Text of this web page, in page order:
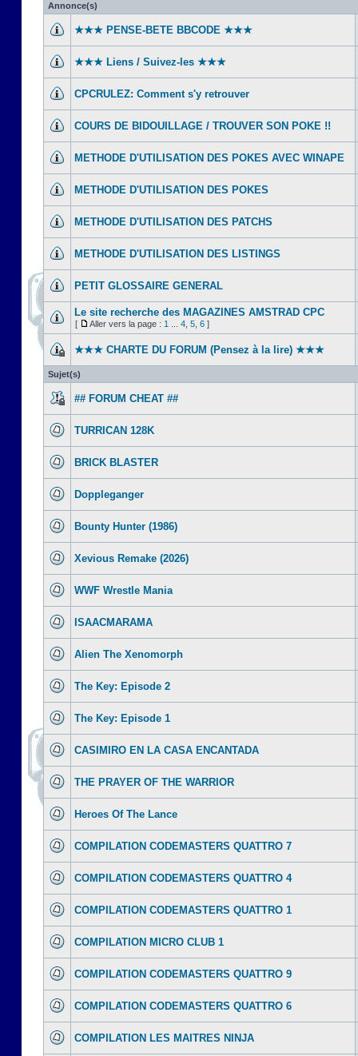
Annonce(s)
★★★ PENSE-BETE BBCODE ★★★
★★★ Liens / Suivez-les ★★★
CPCRULEZ: Comment s'y retrouver‎
COURS DE BIDOUILLAGE / TROUVER SON POKE !!
METHODE D'UTILISATION DES POKES AVEC WINAPE
METHODE D'UTILISATION DES POKES
METHODE D'UTILISATION DES PATCHS
METHODE D'UTILISATION DES LISTINGS
PETIT GLOSSAIRE GENERAL
Le site recherche des MAGAZINES AMSTRAD CPC
[ Aller vers la page : 1 4 5 6 ]
★★★ CHARTE DU FORUM (Pensez à la lire) ★★★
Sujet(s)
## FORUM CHEAT ##
TURRICAN 128K
BRICK BLASTER
Doppleganger
Bounty Hunter (1986)
Xevious Remake (2026)
WWF Wrestle Mania
ISAACMARAMA
Alien The Xenomorph
The Key: Episode 2
The Key: Episode 1
CASIMIRO EN LA CASA ENCANTADA
THE PRAYER OF THE WARRIOR
Heroes Of The Lance
COMPILATION CODEMASTERS QUATTRO 7
COMPILATION CODEMASTERS QUATTRO 4
COMPILATION CODEMASTERS QUATTRO 1
COMPILATION MICRO CLUB 1
COMPILATION CODEMASTERS QUATTRO 9
COMPILATION CODEMASTERS QUATTRO 6
COMPILATION LES MAITRES NINJA